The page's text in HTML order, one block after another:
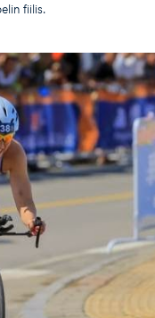
fiilis.